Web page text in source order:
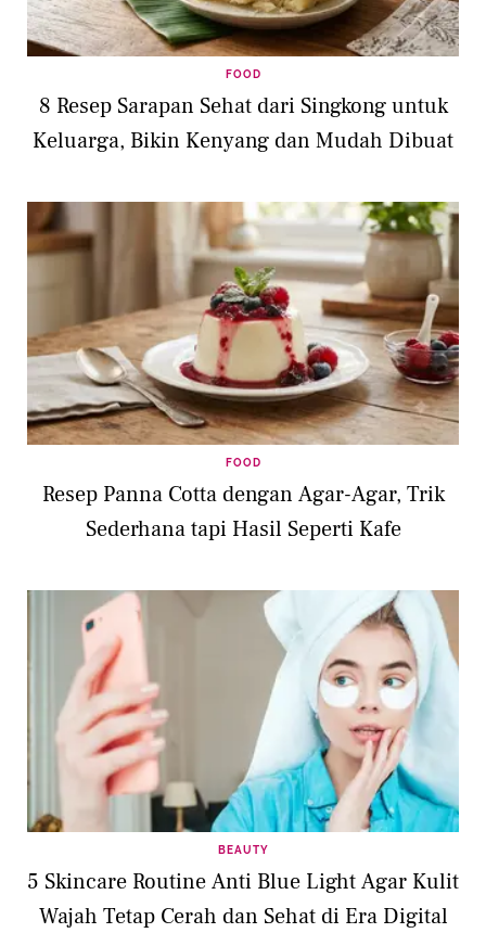
FOOD
8 Resep Sarapan Sehat dari Singkong untuk
Keluarga, Bikin Kenyang dan Mudah Dibuat
FOOD
Resep Panna Cotta dengan Agar-Agar, Trik
Sederhana tapi Hasil Seperti Kafe
BEAUTY
5 Skincare Routine Anti Blue Light Agar Kulit
Wajah Tetap Cerah dan Sehat di Era Digital